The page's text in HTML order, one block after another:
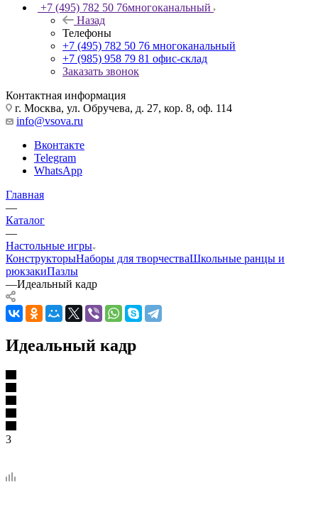
+7 (495) 782 50 76многоканальный
Назад
Телефоны
+7 (495) 782 50 76 многоканальный
+7 (985) 958 79 81 офис-склад
Заказать звонок
Контактная информация
г. Москва, ул. Обручева, д. 27, кор. 8, оф. 114
info@vsova.ru
Вконтакте
Telegram
WhatsApp
Главная
—
Каталог
—
Настольные игры
КонструкторыНаборы для творчестваШкольные ранцы и
рюкзакиПазлы
—Идеальный кадр
Идеальный кадр
3